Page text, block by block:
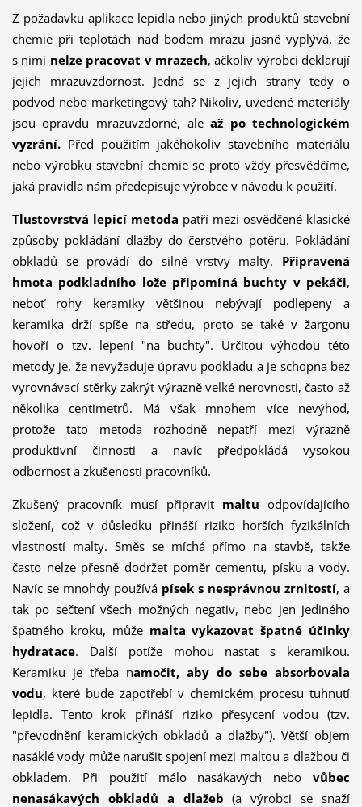
Z požadavku aplikace lepidla nebo jiných produktů stavební
chemie při teplotách nad bodem mrazu jasně vyplývá, že
s nimi nelze pracovat v mrazech, ačkoliv výrobci deklarují
jejich mrazuvzdornost. Jedná se z jejich strany tedy o
podvod nebo marketingový tah? Nikoliv, uvedené materiály
jsou opravdu mrazuvzdorné, aleaž po technologickém
vyzrání.Před použitím jakéhokoliv stavebního materiálu
nebo výrobku stavební chemie se proto vždy přesvědčíme,
jaká pravidla nám předepisuje výrobce v návodu k použití.
Tlustovrstvá lepicí metoda patří mezi osvědčené klasické
způsoby pokládání dlažby do čerstvého potěru. Pokládání
obkladů se provádí do silné vrstvy malty. Připravená
hmota podkladního lože připomíná buchty v pekáči,
neboť rohy keramiky většinou nebývají podlepeny a
keramika drží spíše na středu, proto se také v žargonu
hovoří o tzv. lepení "na buchty". Určitou výhodou této
metody je, že nevyžaduje úpravu podkladu a je schopna bez
vyrovnávací stěrky zakrýt výrazně velké nerovnosti, často až
několika centimetrů. Má však mnohem více nevýhod,
protože tato metoda rozhodně nepatří mezi výrazně
produktivní činnosti a navíc předpokládá vysokou
odbornost a zkušenosti pracovníků.
Zkušený pracovník musí připravit maltu odpovídajícího
složení, což v důsledku přináší riziko horších fyzikálních
vlastností malty. Směs se míchá přímo na stavbě, takže
často nelze přesně dodržet poměr cementu, písku a vody.
Navíc se mnohdy používá písek s nesprávnou zrnitostí, a
tak po sečtení všech možných negativ, nebo jen jediného
špatného kroku, může malta vykazovat špatné účinky
hydratace. Další potíže mohou nastat s keramikou.
Keramiku je třeba namočit, aby do sebe absorbovala
vodu, které bude zapotřebí v chemickém procesu tuhnutí
lepidla. Tento krok přináší riziko přesycení vodou (tzv.
"převodnění keramických obkladů a dlažby"). Větší objem
nasáklé vody může narušit spojení mezi maltou a dlažbou či
obkladem. Při použití málo nasákavých nebovůbec
nenasákavých obkladů a dlažeb (a výrobci se snaží